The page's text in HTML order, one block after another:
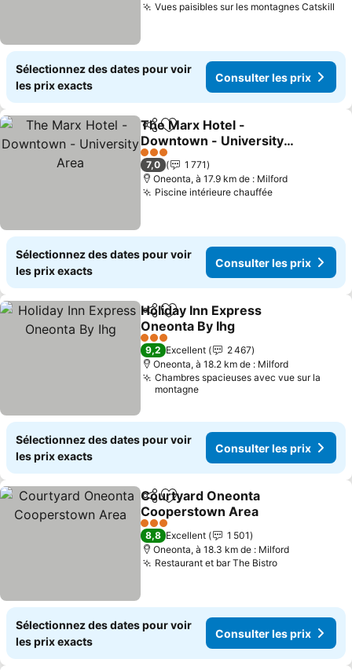
Vues paisibles sur les montagnes Catskill
Sélectionnez des dates pour voir
les prix exacts
Consulter les prix
PartagerAjouter à mes favoris
The Marx Hotel -
Downtown - University
Area
3 Étoiles
7,0
1 771
Oneonta, à 17.9 km de : Milford
Piscine intérieure chauffée
Sélectionnez des dates pour voir
les prix exacts
Consulter les prix
PartagerAjouter à mes favoris
Holiday Inn Express
Oneonta By Ihg
3 Étoiles
9,2 Excellent
2 467
Oneonta, à 18.2 km de : Milford
Chambres spacieuses avec vue sur la
montagne
Sélectionnez des dates pour voir
les prix exacts
Consulter les prix
PartagerAjouter à mes favoris
Courtyard Oneonta
Cooperstown Area
3 Étoiles
8,8 Excellent
1 501
Oneonta, à 18.3 km de : Milford
Restaurant et bar The Bistro
Sélectionnez des dates pour voir
les prix exacts
Consulter les prix